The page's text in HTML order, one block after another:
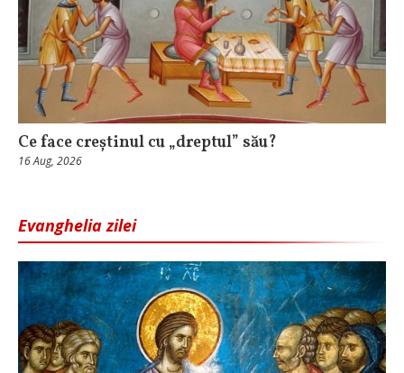
Ce face creștinul cu „dreptul” său?
16 Aug, 2026
Evanghelia zilei